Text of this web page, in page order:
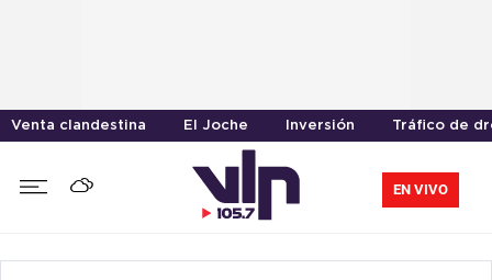
Venta clandestina El Joche Inversión Tráfico de
EN VIVO